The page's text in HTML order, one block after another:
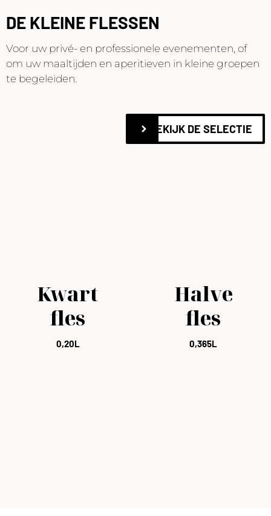
DE KLEINE FLESSEN
Voor uw privé- en professionele evenementen, of
om uw maaltijden en aperitieven in kleine groepen
te begeleiden.
BEKIJK DE SELECTIE
Kwart
fles
0,20L
Halve
fles
0,365L